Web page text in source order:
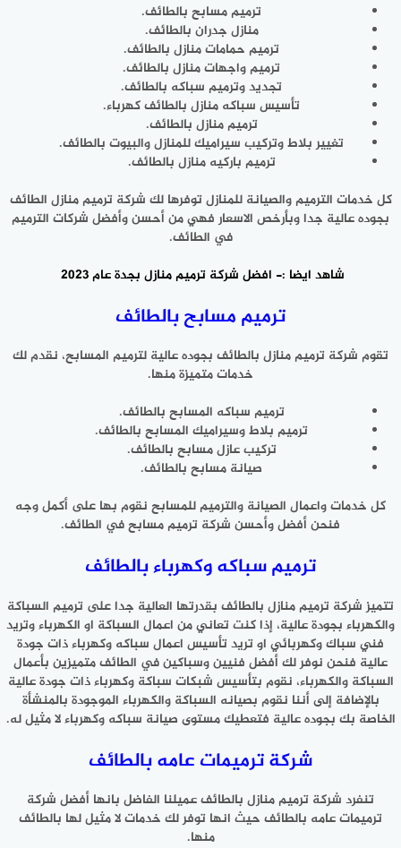
ترميم مسابح بالطائف.
منازل جدران بالطائف.
ترميم حمامات منازل بالطائف.
ترميم واجهات منازل بالطائف.
تجديد وترميم سباكه بالطائف.
تأسيس سباكه منازل بالطائف كهرباء.
ترميم منازل بالطائف.
تغيير بلاط وتركيب سيراميك للمنازل والبيوت بالطائف.
ترميم باركيه منازل بالطائف.
كل خدمات الترميم والصيانة للمنازل توفرها لك شركة ترميم منازل الطائف
بجوده عالية جدا وبأرخص الاسعار فهي من أحسن وأفضل شركات الترميم
في الطائف.
شاهد ايضا :- افضل شركة ترميم منازل بجدة عام 2023
ترميم مسابح بالطائف
تقوم شركة ترميم منازل بالطائف بجوده عالية لترميم المسابح، نقدم لك
خدمات متميزة منها.
ترميم سباكه المسابح بالطائف.
ترميم بلاط وسيراميك المسابح بالطائف.
تركيب عازل مسابح بالطائف.
صيانة مسابح بالطائف.
كل خدمات واعمال الصيانة والترميم للمسابح نقوم بها على أكمل وجه
فنحن أفضل وأحسن شركة ترميم مسابح في الطائف.
ترميم سباكه وكهرباء بالطائف
تتميز شركة ترميم منازل بالطائف بقدرتها العالية جدا على ترميم السباكة
والكهرباء بجودة عالية، إذا كنت تعاني من اعمال السباكة او الكهرباء وتريد
فني سباك وكهربائي او تريد تأسيس اعمال سباكه وكهرباء ذات جودة
عالية فنحن نوفر لك أفضل فنيين وسباكين في الطائف متميزين بأعمال
السباكة والكهرباء، نقوم بتأسيس شبكات سباكة وكهرباء ذات جودة عالية
بالإضافة إلى أننا نقوم بصيانه السباكة والكهرباء الموجودة بالمنشأة
الخاصة بك بجوده عالية فتعطيك مستوى صيانة سباكه وكهرباء لا مثيل له.
شركة ترميمات عامه بالطائف
تنفرد شركة ترميم منازل بالطائف عميلنا الفاضل بانها أفضل شركة
ترميمات عامه بالطائف حيث انها توفر لك خدمات لا مثيل لها بالطائف
منها.